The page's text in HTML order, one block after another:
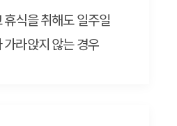
식을 취해도 일주일
라앉지 않는 경우